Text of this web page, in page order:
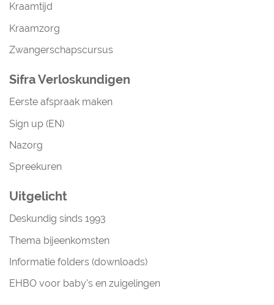
Kraamtijd
Kraamzorg
Zwangerschapscursus
Sifra Verloskundigen
Eerste afspraak maken
Sign up (EN)
Nazorg
Spreekuren
Uitgelicht
Deskundig sinds 1993
Thema bijeenkomsten
Informatie folders (downloads)
EHBO voor baby's en zuigelingen